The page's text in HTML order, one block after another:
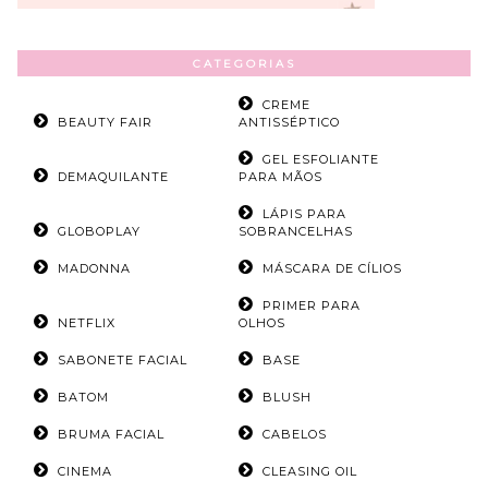
CATEGORIAS
BEAUTY FAIR
CREME
ANTISSÉPTICO
DEMAQUILANTE
GEL ESFOLIANTE
PARA MÃOS
GLOBOPLAY
LÁPIS PARA
SOBRANCELHAS
MADONNA MÁSCARA DE CÍLIOS
NETFLIX
PRIMER PARA
OLHOS
SABONETE FACIAL BASE
BATOM BLUSH
BRUMA FACIAL CABELOS
CINEMA CLEASING OIL